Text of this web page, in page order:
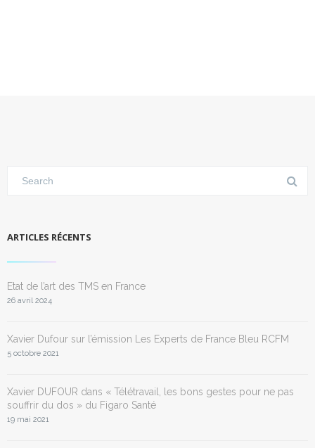
ARTICLES RÉCENTS
Etat de l’art des TMS en France
26 avril 2024
Xavier Dufour sur l’émission Les Experts de France Bleu RCFM
5 octobre 2021
Xavier DUFOUR dans « Télétravail, les bons gestes pour ne pas
souffrir du dos » du Figaro Santé
19 mai 2021